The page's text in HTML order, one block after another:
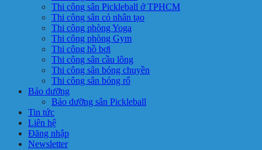
Thi công sân Pickleball ở TPHCM
Thi công sân cỏ nhân tạo
Thi công phòng Yoga
Thi công phòng Gym
Thi công hồ bơi
Thi công sân cầu lông
Thi công sân bóng chuyền
Thi công sân bóng rổ
Bảo dưỡng
Bảo dưỡng sân Pickleball
Tin tức
Liên hệ
Đăng nhập
Newsletter